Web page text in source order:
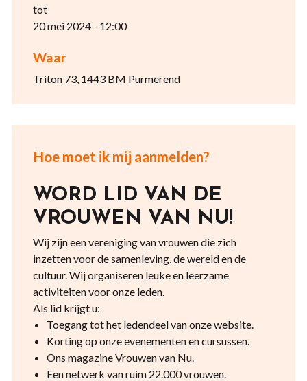
tot
20 mei 2024 - 12:00
Waar
Triton 73, 1443 BM Purmerend
Hoe moet ik mij aanmelden?
WORD LID VAN DE
VROUWEN VAN NU!
Wij zijn een vereniging van vrouwen die zich
inzetten voor de samenleving, de wereld en de
cultuur. Wij organiseren leuke en leerzame
activiteiten voor onze leden.
Als lid krijgt u:
Toegang tot het ledendeel van onze website.
Korting op onze evenementen en cursussen.
Ons magazine Vrouwen van Nu.
Een netwerk van ruim 22.000 vrouwen.